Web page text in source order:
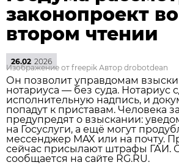
законопроект во
втором чтении
26.02 2026
Изображение от freepik Автор drobotdean
Он позволит управдомам
нотариуса — без суда. Нотариус
исполнительную надпись, и
попадут к приставам. Человека
предупредят о взыскании:
на Госуслуги, а ещё могут
мессенджер MAX или на почту.
сейчас присылают штрафы ГАИ.
сообщается на сайте RG.RU.